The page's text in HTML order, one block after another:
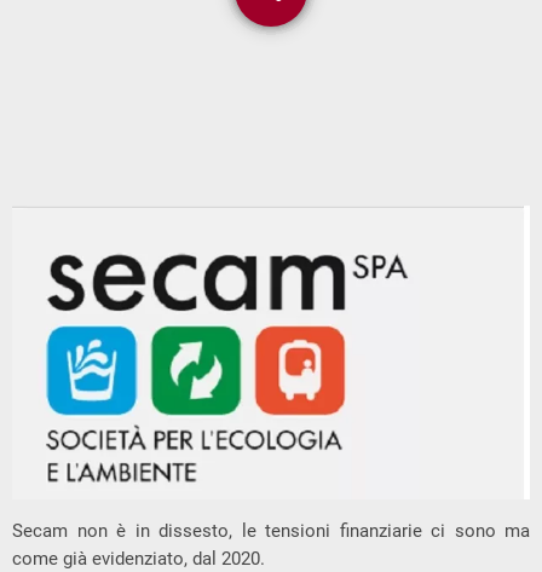
Secam non è in dissesto, le tensioni finanziarie ci sono ma
come già evidenziato, dal 2020.